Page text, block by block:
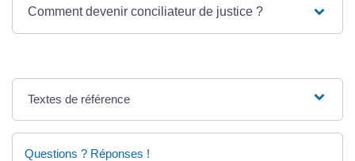
Comment devenir conciliateur de justice ?
Textes de référence
Questions ? Réponses !